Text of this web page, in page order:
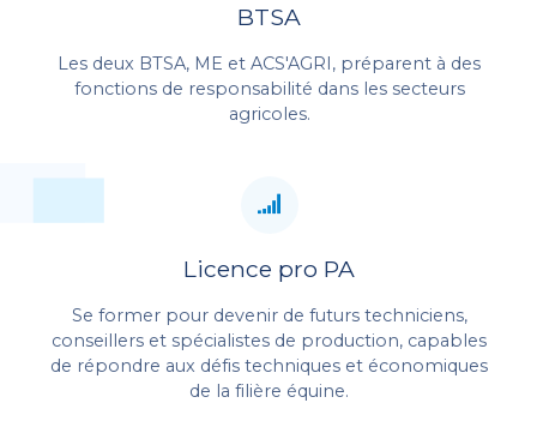
BTSA
Les deux BTSA, ME et ACS'AGRI, préparent à des
fonctions de responsabilité dans les secteurs
agricoles.
Licence pro PA
Se former pour devenir de futurs techniciens,
conseillers et spécialistes de production, capables
de répondre aux défis techniques et économiques
de la filière équine.